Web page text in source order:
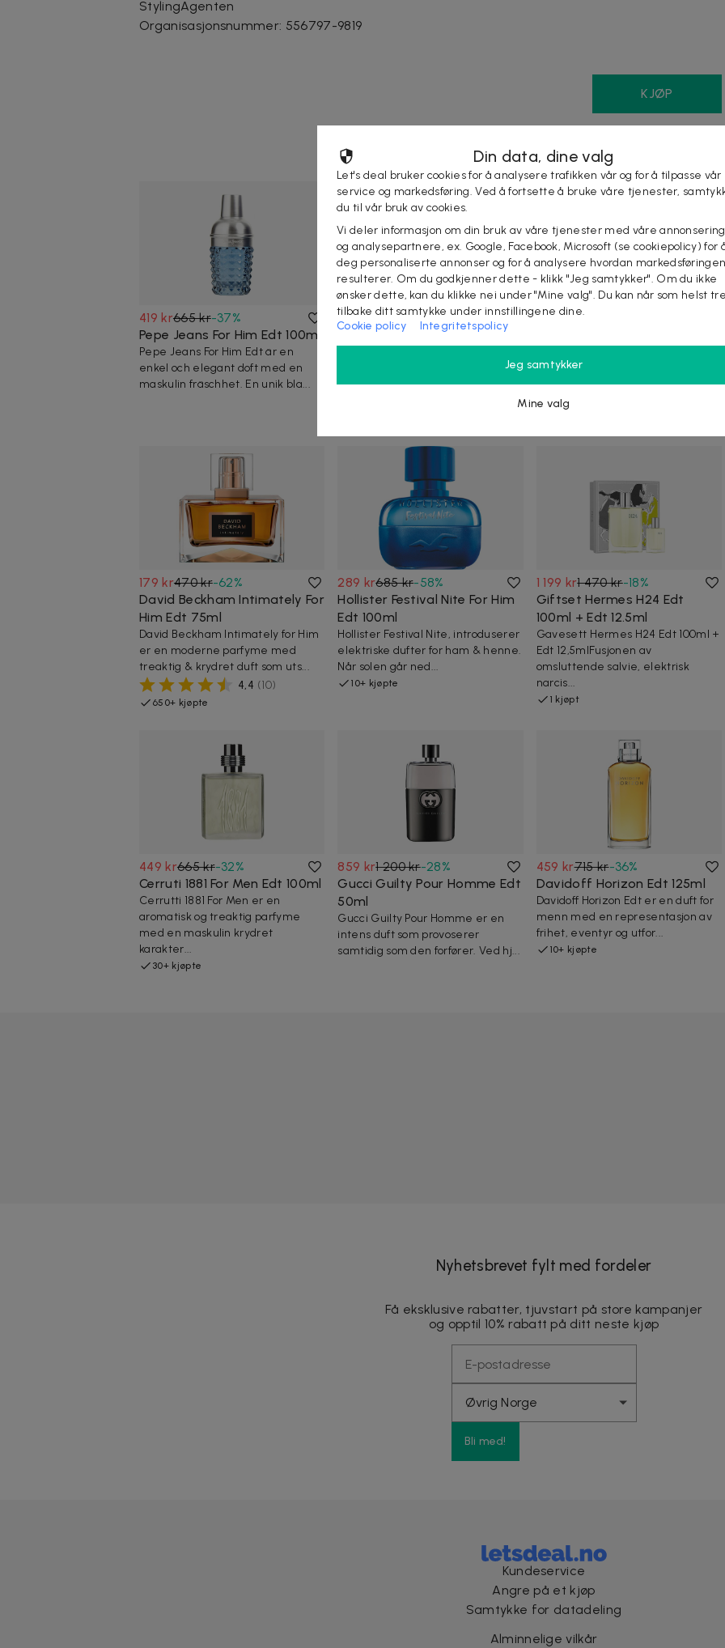
StylingAgenten
Organisasjonsnummer: 556797-9819
KJØP
Lignende deals
419 kr665 kr-37%
Pepe Jeans For Him Edt 100ml
Pepe Jeans For Him Edt är en
enkel och elegant doft med en
maskulin fräschhet. En unik bla...
299 kr585 kr -49%
Diesel Fuel For Life For Him Edt
Diesel Fuel For Life For Him er en
moderne og aromatisk duft med
279 kr665 kr
Festival Vibes for Him av Hollister
är en aromatisk fougere -doft för
män.Toppnoter: Havsn...
179 kr470 kr-62%
David Beckham Intimately For
Him Edt 75ml
David Beckham Intimately for Him
er en moderne parfyme med
treaktig & krydret duft som uts...
4,4 (10)
650+ kjøpte
289 kr685 kr-58%
Hollister Festival Nite For Him
Edt 100ml
Hollister Festival Nite, introduserer
elektriske dufter for ham & henne.
Når solen går ned...
10+ kjøpte
1 199 kr1 470 kr-18%
Giftset Hermes H24 Edt
100ml + Edt 12.5ml
Gavesett Hermes H24 Edt 100ml +
Edt 12,5mlFusjonen av
omsluttende salvie, elektrisk
narcis...
1 kjøpt
449 kr665 kr-32%
Cerruti 1881 For Men Edt 100ml
Cerrutti 1881 For Men er en
aromatisk og treaktig parfyme
med en maskulin krydret
karakter...
30+ kjøpte
859 kr1 200 kr-28%
Gucci Guilty Pour Homme Edt
50ml
Gucci Guilty Pour Homme er en
intens duft som provoserer
samtidig som den forfører. Ved hj...
459 kr715 kr-36%
Davidoff Horizon Edt 125ml
Davidoff Horizon Edt er en duft for
menn med en representasjon av
frihet, eventyr og utfor...
10+ kjøpte
Nyhetsbrevet fylt med fordeler
Få eksklusive rabatter, tjuvstart på store kampanjer
og opptil 10% rabatt på ditt neste kjøp
Bli med!
Kundeservice
Angre på et kjøp
Samtykke for datadeling
Alminnelige vilkår
Din data, dine valg
Let's deal bruker cookies for å analysere trafikken vår og for å tilpasse vår
service og markedsføring. Ved å fortsette å bruke våre tjenester,
du til vår bruk av cookies.
Vi deler informasjon om din bruk av våre tjenester med våre
og analysepartnere, ex. Google, Facebook, Microsoft (se cookiepolicy) for
deg personaliserte annonser og for å analysere hvordan
resulterer. Om du godkjenner dette - klikk "Jeg samtykker". Om du ikke
ønsker dette, kan du klikke nei under "Mine valg". Du kan når som helst
tilbake ditt samtykke under innstillingene dine.
Cookie policy
Integritetspolicy
Jeg samtykker
Mine valg